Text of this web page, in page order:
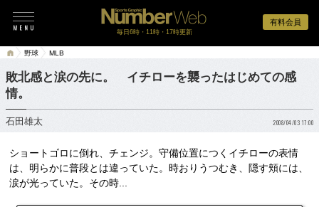
有料会員
毎日6時・11時・17時更新
野球 MLB
敗北感と涙の先に。 イチローを襲ったはじめての感
情。
石田雄太 2008/04/03 17:00
ショートゴロに倒れ、チェンジ。守備位置につくイチローの表情
は、明らかに普段とは違っていた。時おりうつむき、隠す頬には、
涙が光っていた。その時...